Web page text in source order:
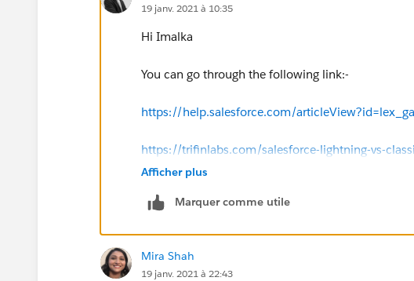
19 janv. 2021 à 10:35
Hi Imalka
You can go through the following link:-
https://help.salesforce.com/
https://trifinlabs.com/salesforce-lightning-vs-
Piyush
Afficher plus
Marquer comme utile
Mira Shah
19 janv. 2021 à 22:43